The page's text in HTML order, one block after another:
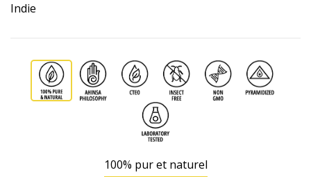
Indie
100% pur et naturel